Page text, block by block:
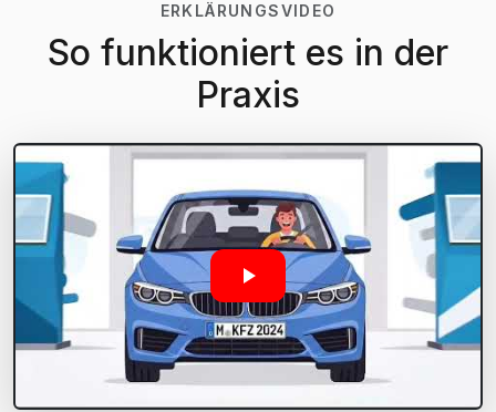
ERKLÄRUNGSVIDEO
So funktioniert es in der
Praxis